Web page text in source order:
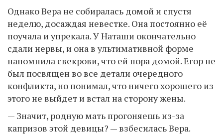
Однако Вера не собиралась домой и спустя
неделю, досаждая невестке. Она постоянно её
поучала и упрекала. У Наташи окончательно
сдали нервы, и она в ультимативной форме
напомнила свекрови, что ей пора домой. Егор не
был посвящен во все детали очередного
конфликта, но понимал, что ничего хорошего из
этого не выйдет и встал на сторону жены.
— Значит, родную мать прогоняешь из-за
капризов этой девицы? — взбесилась Вера.